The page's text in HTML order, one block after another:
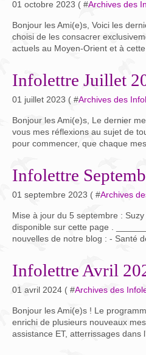
01 octobre 2023 ( #Archives des
Bonjour les Ami(e)s, Voici les
choisi de les consacrer
actuels au Moyen-Orient et à cette
Infolettre Juillet
01 juillet 2023 ( #Archives des
Bonjour les Ami(e)s, Le dernier
vous mes réflexions au sujet de
pour commencer, que chaque
Infolettre
01 septembre 2023 ( #Archives
Mise à jour du 5 septembre :
disponible sur cette page .
nouvelles de notre blog : - Santé
Infolettre Avril
01 avril 2024 ( #Archives des
Bonjour les Ami(e)s ! Le
enrichi de plusieurs nouveaux
assistance ET, atterrissages dans